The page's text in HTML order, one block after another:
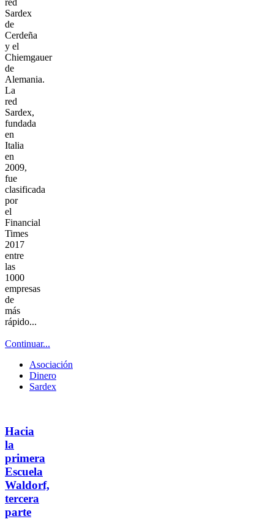
red
Sardex
de
Cerdeña
y el
Chiemgauer
de
Alemania.
La
red
Sardex,
fundada
en
Italia
en
2009,
fue
clasificada
por
el
Financial
Times
2017
entre
las
1000
empresas
de
más
rápido...
Continuar...
Asociación
Dinero
Sardex
Hacia
la
primera
Escuela
Waldorf,
tercera
parte